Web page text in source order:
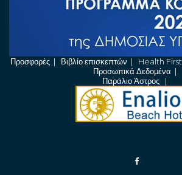
Προσφορές| Βιβλίο επισκεπτών | Health First
Προσωπικά Δεδομένα |
Παράλιο Άστρος |